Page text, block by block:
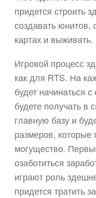
придется строить
создавать юнитов,
картах и выживать.
Игровой процесс
как для RTS. На
будет начинаться
будете получать в
главную базу и
размеров, которые
могущество.
озаботиться
играют роль
придется тратить